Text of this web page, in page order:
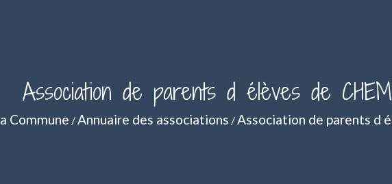
Association de parents d élèves de
Commune / Annuaire des associations / Association de parents d